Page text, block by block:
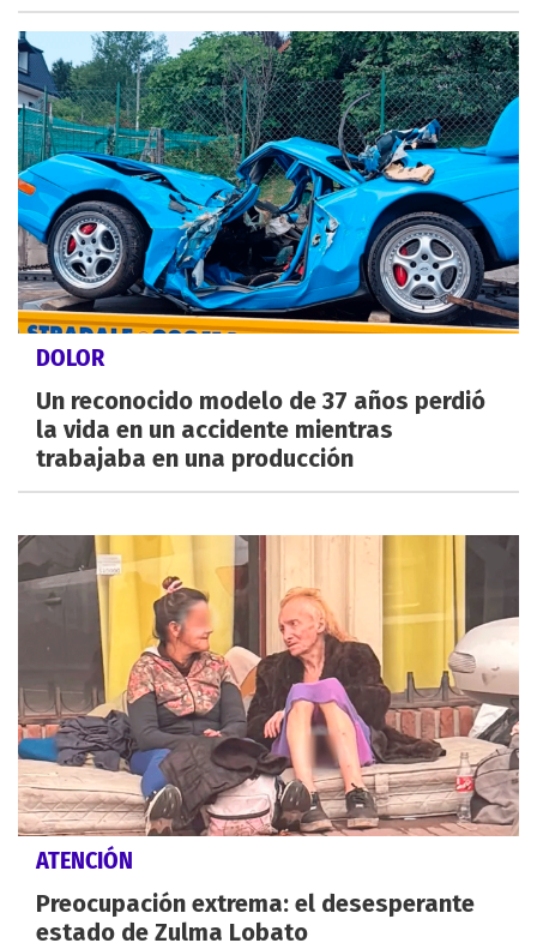
DOLOR
Un reconocido modelo de 37 años perdió
la vida en un accidente mientras
trabajaba en una producción
ATENCIÓN
Preocupación extrema: el desesperante
estado de Zulma Lobato